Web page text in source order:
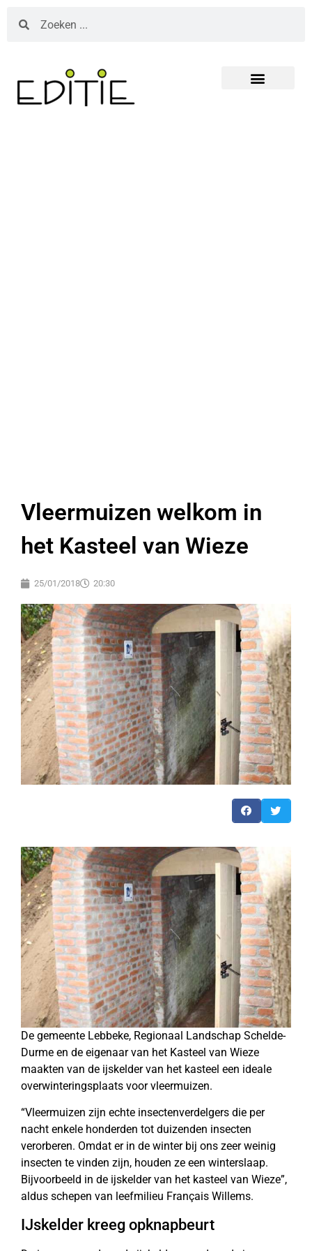
Vleermuizen welkom in
het Kasteel van Wieze
25/01/2018 20:30
De gemeente Lebbeke, Regionaal Landschap Schelde-
Durme en de eigenaar van het Kasteel van Wieze
maakten van de ijskelder van het kasteel een ideale
overwinteringsplaats voor vleermuizen.
“Vleermuizen zijn echte insectenverdelgers die per
nacht enkele honderden tot duizenden insecten
verorberen. Omdat er in de winter bij ons zeer weinig
insecten te vinden zijn, houden ze een winterslaap.
Bijvoorbeeld in de ijskelder van het kasteel van Wieze”,
aldus schepen van leefmilieu Français Willems.
IJskelder kreeg opknapbeurt